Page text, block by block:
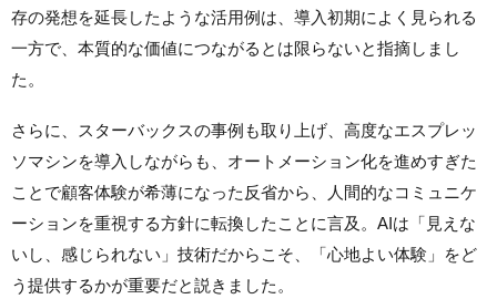
存の発想を延長したような活用例は、導入初期によく見られる
一方で、本質的な価値につながるとは限らないと指摘しまし
た。
さらに、スターバックスの事例も取り上げ、高度なエスプレッ
ソマシンを導入しながらも、オートメーション化を進めすぎた
ことで顧客体験が希薄になった反省から、人間的なコミュニケ
ーションを重視する方針に転換したことに言及。AIは「見えな
いし、感じられない」技術だからこそ、「心地よい体験」をど
う提供するかが重要だと説きました。